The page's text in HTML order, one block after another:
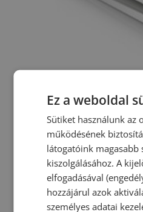
Ez a weboldal
Sütiket használunk az
működésének
látogatóink magasabb
kiszolgálásához. A
elfogadásával
hozzájárul azok
személyes adatai